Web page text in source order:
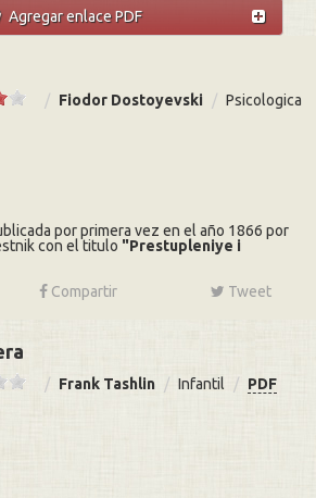
Agregar enlace PDF
Fiodor Dostoyevski
Psicologica
por primera vez en el año 1866 por
con el titulo
Prestupleniye i
Compartir Tweet
Frank Tashlin Infantil PDF